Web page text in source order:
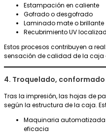
Estampación en caliente
Gofrado o desgofrado
Laminado mate o brillante
Recubrimiento UV
Estos procesos contribuyen a
sensación de calidad de la caja
4. Troquelado,
Tras la impresión, las hojas de
según la estructura de la caja.
Maquinaria
eficacia